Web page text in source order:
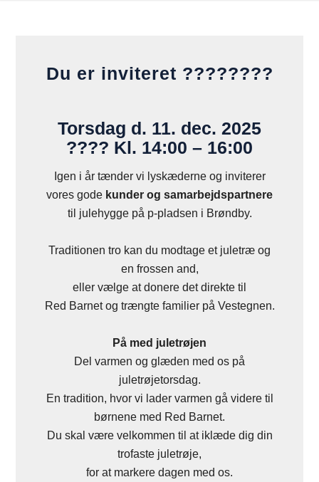
Du er inviteret ????????
Torsdag d. 11. dec. 2025
???? Kl. 14:00 – 16:00
Igen i år tænder vi lyskæderne og inviterer
vores gode kunder og samarbejdspartnere
til julehygge på p-pladsen i Brøndby.
Traditionen tro kan du modtage et juletræ og
en frossen and,
eller vælge at donere det direkte til
Red Barnet og trængte familier på Vestegnen.
På med juletrøjen
Del varmen og glæden med os på
juletrøjetorsdag.
En tradition, hvor vi lader varmen gå videre til
børnene med Red Barnet.
Du skal være velkommen til at iklæde dig din
trofaste juletrøje,
for at markere dagen med os.